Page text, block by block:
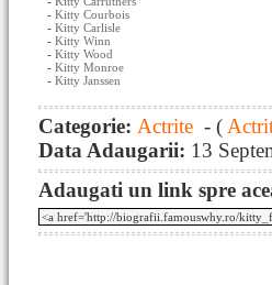
- Kitty Courbois
- Kitty Carlisle
- Kitty Winn
- Kitty Wood
- Kitty Monroe
- Kitty Janssen
Categorie: Actrite - (
Data Adaugarii: 13
Adaugati un link spre